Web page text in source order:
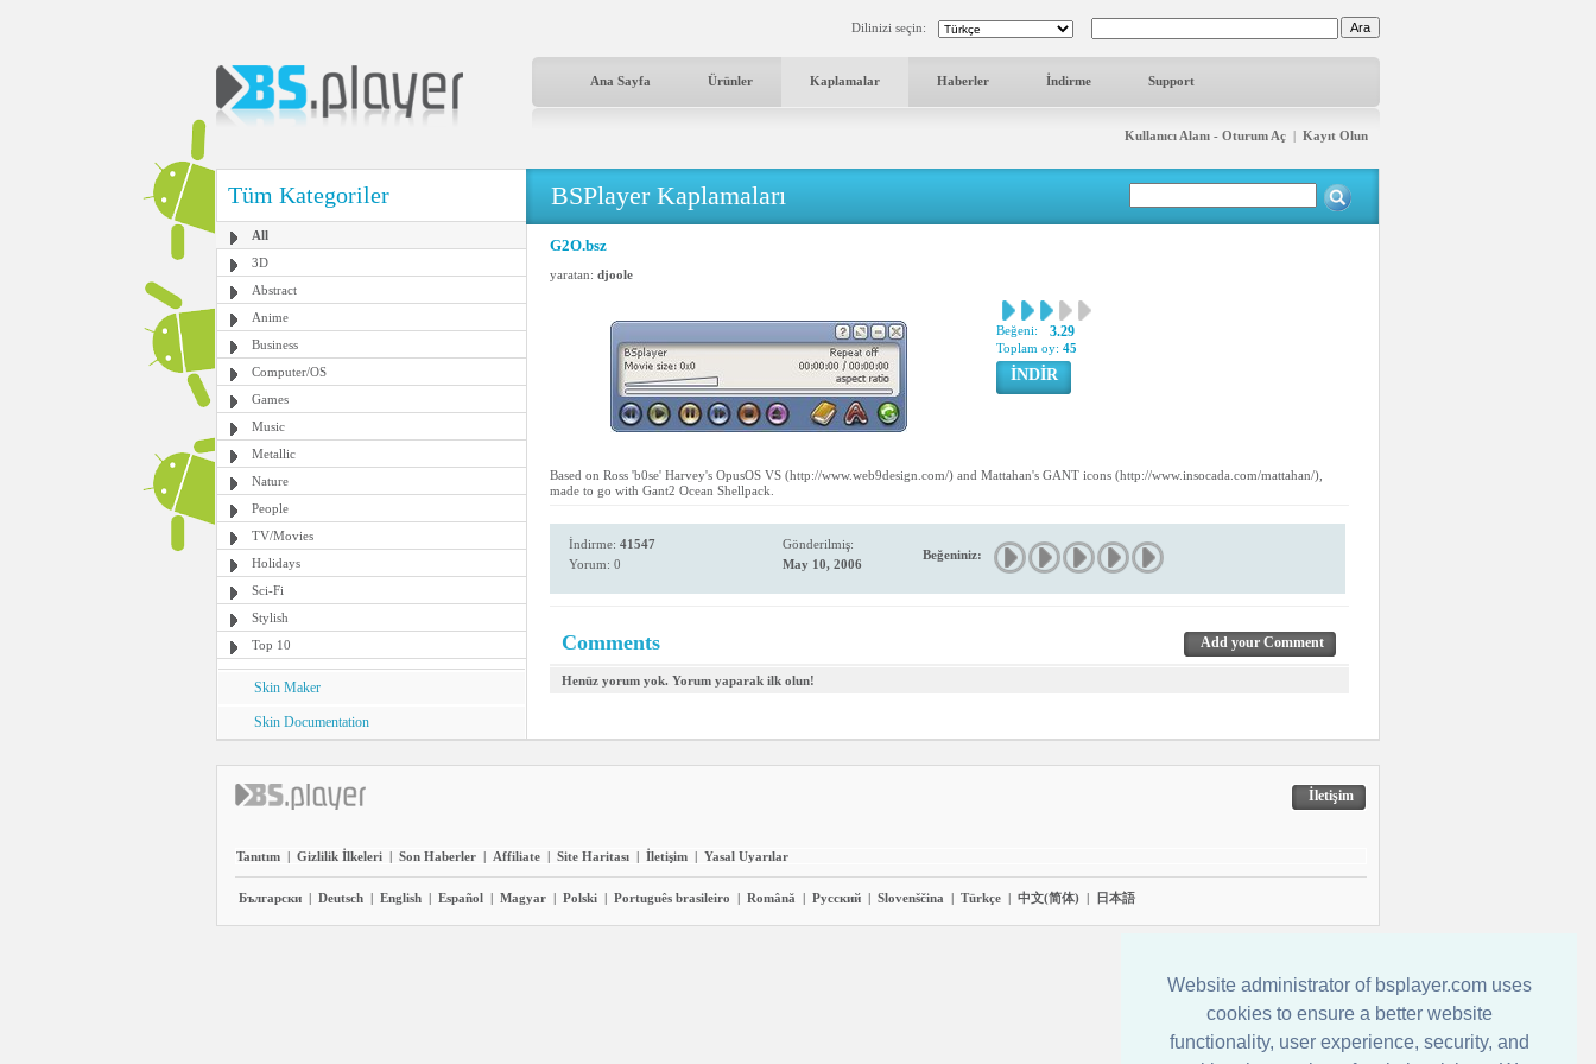
Website administrator of bsplayer.com uses
cookies to ensure a better website
functionality, user experience, security, and
Dilinizi seçin:
Ana Sayfa Ürünler Kaplamalar Haberler İndirme Support
Kullanıcı Alanı - Oturum Aç | Kayıt Olun
Tüm Kategoriler
All
3D
Abstract
Anime
Business
Computer/OS
Games
Music
Metallic
Nature
People
TV/Movies
Holidays
Sci-Fi
Stylish
Top 10
Skin Maker
Skin Documentation
BSPlayer Kaplamaları
G2O.bsz
yaratan: djoole
Beğeni: 3.29
Toplam oy: 45
İNDİR
Based on Ross 'b0se' Harvey's OpusOS VS (http://www.web9design.com/) and Mattahan's GANT icons (http://www.insocada.com/mattahan/),
made to go with Gant2 Ocean Shellpack.
İndirme: 41547
Yorum: 0
Gönderilmiş:
May 10, 2006
Beğeniniz:
Comments Add your Comment
Henüz yorum yok. Yorum yaparak ilk olun!
İletişim
Tanıtım | Gizlilik İlkeleri | Son Haberler | Affiliate | Site Haritası | İletişim | Yasal Uyarılar
Български | Deutsch | English | Español | Magyar | Polski | Português brasileiro | Română | Pyccĸий | Slovenščina | Türkçe | 中文(简体) | 日本語